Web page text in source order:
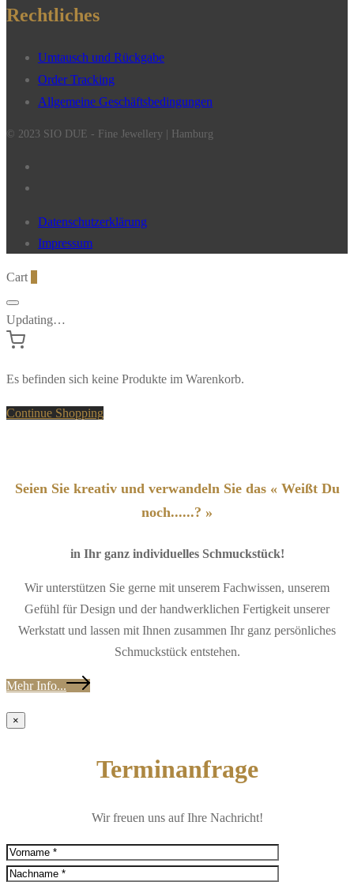
Rechtliches
Umtausch und Rückgabe
Order Tracking
Allgemeine Geschäftsbedingungen
© 2023 SIO DUE - Fine Jewellery | Hamburg
Datenschutzerklärung
Impressum
Cart
Updating…
Es befinden sich keine Produkte im Warenkorb.
Continue Shopping
Seien Sie kreativ und verwandeln Sie das « Weißt Du
noch......? »
in Ihr ganz individuelles Schmuckstück!
Wir unterstützen Sie gerne mit unserem Fachwissen, unserem
Gefühl für Design und der handwerklichen Fertigkeit unserer
Werkstatt und lassen mit Ihnen zusammen Ihr ganz persönliches
Schmuckstück entstehen.
Mehr Info...
×
Terminanfrage
Wir freuen uns auf Ihre Nachricht!